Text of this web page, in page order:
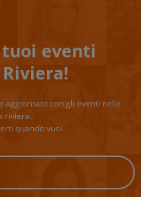
eventi
aggiornato con gli eventi nelle
riviera.
quando vuoi.